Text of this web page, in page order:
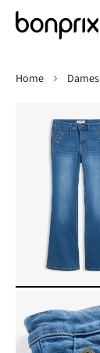
Home
Dames